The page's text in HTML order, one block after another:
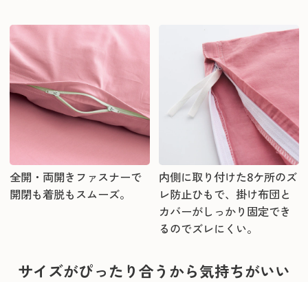
全開・両開きファスナーで
開閉も着脱もスムーズ。
内側に取り付けた8ケ所のズ
レ防止ひもで、掛け布団と
カバーがしっかり固定でき
るのでズレにくい。
サイズがぴったり合うから気持ちがいい